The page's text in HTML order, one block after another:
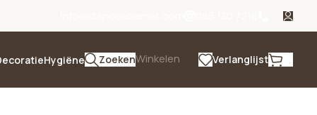
Hygiëne ZoekenWinkelen Verlanglijst